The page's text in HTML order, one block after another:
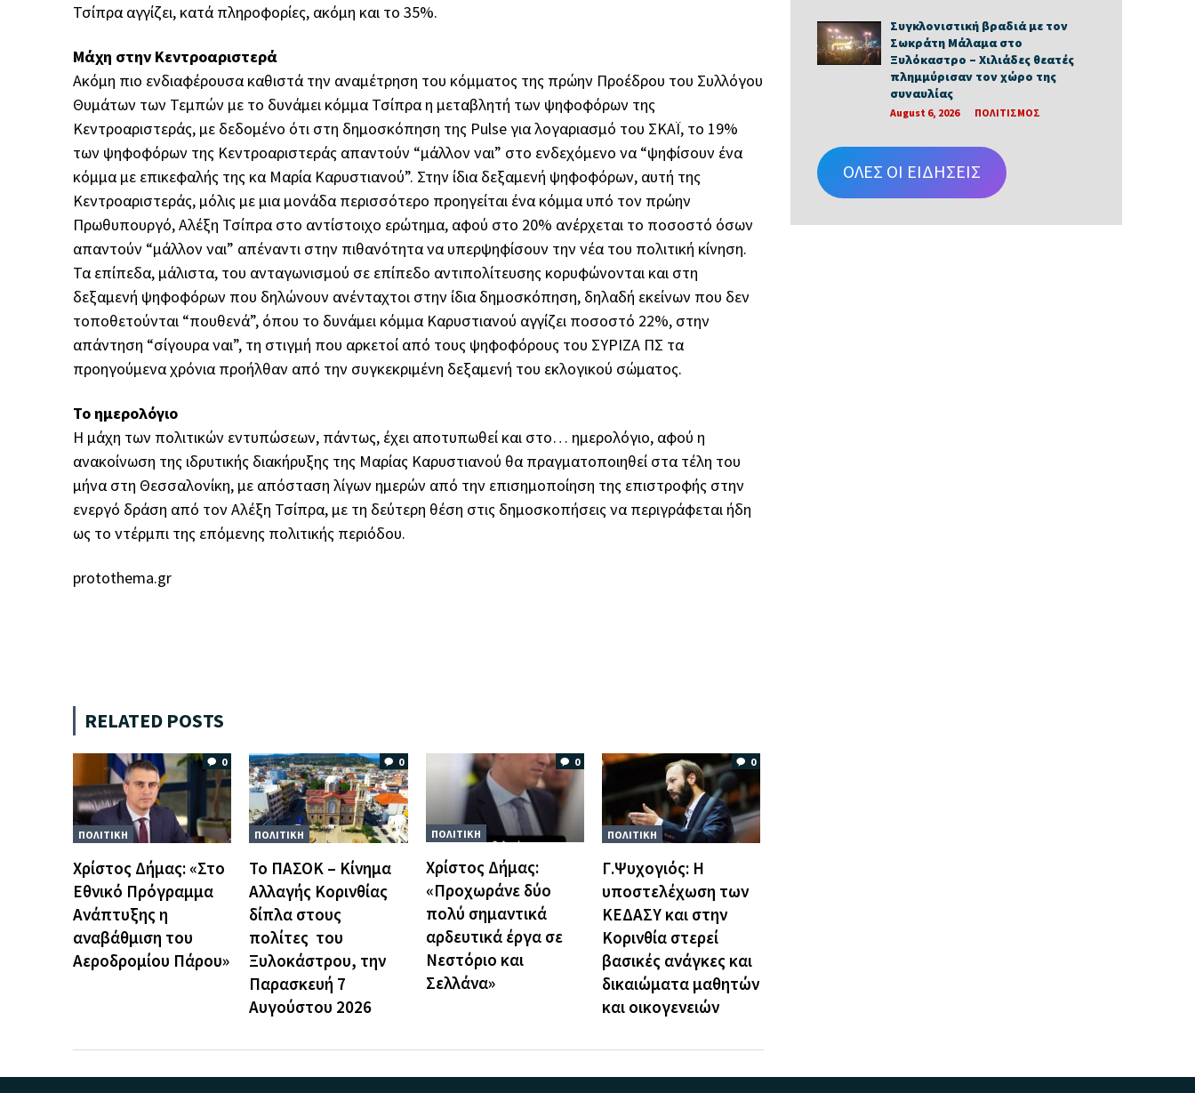
Τσίπρα αγγίζει, κατά πληροφορίες, ακόμη και το 35%.
Μάχη στην Κεντροαριστερά
Ακόμη πιο ενδιαφέρουσα καθιστά την αναμέτρηση του κόμματος της πρώην Προέδρου του Συλλόγου
Θυμάτων των Τεμπών με το δυνάμει κόμμα Τσίπρα η μεταβλητή των ψηφοφόρων της
Κεντροαριστεράς, με δεδομένο ότι στη δημοσκόπηση της Pulse για λογαριασμό του ΣΚΑΪ, το 19%
των ψηφοφόρων της Κεντροαριστεράς απαντούν “μάλλον ναι” στο ενδεχόμενο να “ψηφίσουν ένα
κόμμα με επικεφαλής της κα Μαρία Καρυστιανού”. Στην ίδια δεξαμενή ψηφοφόρων, αυτή της
Κεντροαριστεράς, μόλις με μια μονάδα περισσότερο προηγείται ένα κόμμα υπό τον πρώην
Πρωθυπουργό, Αλέξη Τσίπρα στο αντίστοιχο ερώτημα, αφού στο 20% ανέρχεται το ποσοστό όσων
απαντούν “μάλλον ναι” απέναντι στην πιθανότητα να υπερψηφίσουν την νέα του πολιτική κίνηση.
Τα επίπεδα, μάλιστα, του ανταγωνισμού σε επίπεδο αντιπολίτευσης κορυφώνονται και στη
δεξαμενή ψηφοφόρων που δηλώνουν ανένταχτοι στην ίδια δημοσκόπηση, δηλαδή εκείνων που δεν
τοποθετούνται “πουθενά”, όπου το δυνάμει κόμμα Καρυστιανού αγγίζει ποσοστό 22%, στην
απάντηση “σίγουρα ναι”, τη στιγμή που αρκετοί από τους ψηφοφόρους του ΣΥΡΙΖΑ ΠΣ τα
προηγούμενα χρόνια προήλθαν από την συγκεκριμένη δεξαμενή του εκλογικού σώματος.
Το ημερολόγιο
Η μάχη των πολιτικών εντυπώσεων, πάντως, έχει αποτυπωθεί και στο… ημερολόγιο, αφού η
ανακοίνωση της ιδρυτικής διακήρυξης της Μαρίας Καρυστιανού θα πραγματοποιηθεί στα τέλη του
μήνα στη Θεσσαλονίκη, με απόσταση λίγων ημερών από την επισημοποίηση της επιστροφής στην
ενεργό δράση από τον Αλέξη Τσίπρα, με τη δεύτερη θέση στις δημοσκοπήσεις να περιγράφεται ήδη
ως το ντέρμπι της επόμενης πολιτικής περιόδου.
protothema.gr
RELATED POSTS
0
ΠΟΛΙΤΙΚΗ
Χρίστος Δήμας: «Στο
Εθνικό Πρόγραμμα
Ανάπτυξης η
αναβάθμιση του
Αεροδρομίου Πάρου»
0
ΠΟΛΙΤΙΚΗ
Το ΠΑΣΟΚ – Κίνημα
Αλλαγής Κορινθίας
δίπλα στους
πολίτες του
Ξυλοκάστρου, την
Παρασκευή 7
Αυγούστου 2026
0
ΠΟΛΙΤΙΚΗ
Χρίστος Δήμας:
«Προχωράνε δύο
πολύ σημαντικά
αρδευτικά έργα σε
Νεστόριο και
Σελλάνα»
0
ΠΟΛΙΤΙΚΗ
Γ.Ψυχογιός: Η
υποστελέχωση των
ΚΕΔΑΣΥ και στην
Κορινθία στερεί
βασικές ανάγκες και
δικαιώματα μαθητών
και οικογενειών
Συγκλονιστική βραδιά με τον
Σωκράτη Μάλαμα στο
Ξυλόκαστρο – Χιλιάδες θεατές
πλημμύρισαν τον χώρο της
συναυλίας
August 6, 2026 ΠΟΛΙΤΙΣΜΟΣ
ΟΛΕΣ ΟΙ ΕΙΔΗΣΕΙΣ